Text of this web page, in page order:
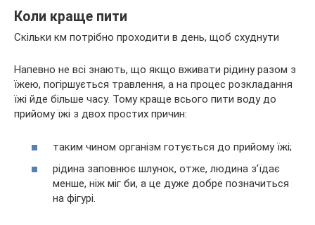
Коли краще пити
Скільки км потрібно проходити в день, щоб схуднути
Напевно не всі знають, що якщо вживати рідину разом з
їжею, погіршується травлення, а на процес розкладання
їжі йде більше часу. Тому краще всього пити воду до
прийому їжі з двох простих причин:
таким чином організм готується до прийому їжі;
рідина заповнює шлунок, отже, людина з’їдає
менше, ніж міг би, а це дуже добре позначиться
на фігурі.